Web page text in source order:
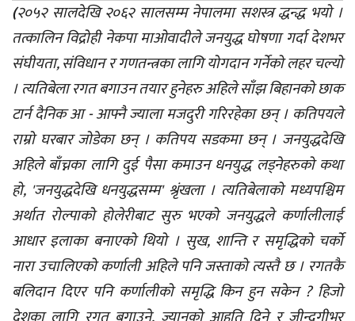
(२०५२ सालदेखि २०६२ सालसम्म नेपालमा सशस्त्र द्धन्द्ध भयो ।
तत्कालिन विद्रोही नेकपा माओवादीले जनयुद्ध घोषणा गर्दा देशभर
संघीयता, संविधान र गणतन्त्रका लागि योगदान गर्नेको लहर चल्यो
। त्यतिबेला रगत बगाउन तयार हुनेहरु अहिले साँझ बिहानको छाक
टार्न दैनिक आ - आफ्नै ज्याला मजदुरी गरिरहेका छन् । कतिपयले
राम्रो घरबार जोडेका छन् । कतिपय सडकमा छन् । जनयुद्धदेखि
अहिले बाँच्नका लागि दुई पैसा कमाउन धनयुद्ध लड्नेहरुको कथा
हो, 'जनयुद्धदेखि धनयुद्धसम्म' श्रृंखला । त्यतिबेलाको मध्यपश्चिम
अर्थात रोल्पाको होलेरीबाट सुरु भएको जनयुद्धले कर्णालीलाई
आधार इलाका बनाएको थियो । सुख, शान्ति र समृद्धिको चर्को
नारा उचालिएको कर्णाली अहिले पनि जस्ताको त्यस्तै छ । रगतकै
बलिदान दिएर पनि कर्णालीको समृद्धि किन हुन सकेन ? हिजो